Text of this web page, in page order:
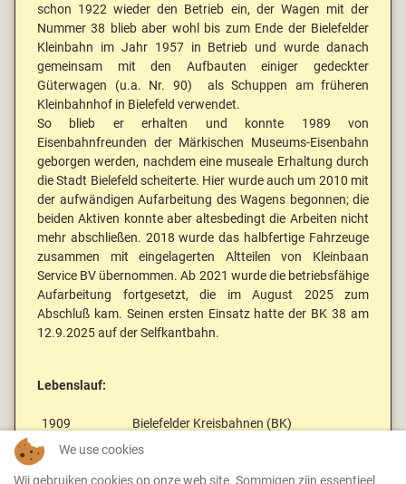
schon 1922 wieder den Betrieb ein, der Wagen mit der
Nummer 38 blieb aber wohl bis zum Ende der Bielefelder
Kleinbahn im Jahr 1957 in Betrieb und wurde danach
gemeinsam mit den Aufbauten einiger gedeckter
Güterwagen (u.a. Nr. 90) als Schuppen am früheren
Kleinbahnhof in Bielefeld verwendet.
So blieb er erhalten und konnte 1989 von
Eisenbahnfreunden der Märkischen Museums-Eisenbahn
geborgen werden, nachdem eine museale Erhaltung durch
die Stadt Bielefeld scheiterte. Hier wurde auch um 2010 mit
der aufwändigen Aufarbeitung des Wagens begonnen; die
beiden Aktiven konnte aber altesbedingt die Arbeiten nicht
mehr abschließen. 2018 wurde das halbfertige Fahrzeuge
zusammen mit eingelagerten Altteilen von Kleinbaan
Service BV übernommen. Ab 2021 wurde die betriebsfähige
Aufarbeitung fortgesetzt, die im August 2025 zum
Abschluß kam. Seinen ersten Einsatz hatte der BK 38 am
12.9.2025 auf der Selfkantbahn.
Lebenslauf:
1909
Bielefelder Kreisbahnen (BK)
1957
verkauft an privat (?)
1989
an Märkische Museums-Eisenbahn
We use cookies
Wij gebruiken cookies op onze web site. Sommigen zijn essentieel